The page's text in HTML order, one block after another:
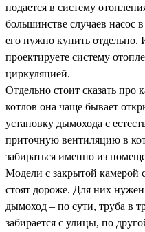
подается в систему
большинстве случаев насос
его нужно купить
проектируете систему
циркуляцией.
Отдельно стоит сказать про
котлов она чаще бывает
установку дымохода с
приточную вентиляцию в
забираться именно из
Модели с закрытой камерой
стоят дороже. Для них
дымоход – по сути, труба в
забирается с улицы, по